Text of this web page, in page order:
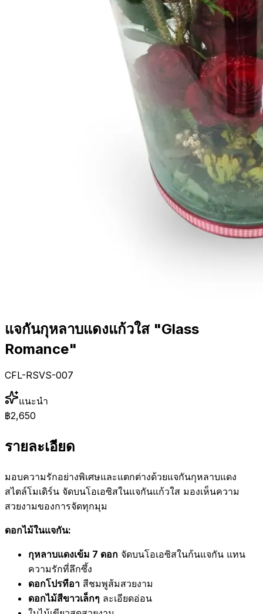
แจกันกุหลาบแดงแก้วใส "Glass
Romance"
CFL-RSVS-007
แนะนำ
฿2,650
รายละเอียด
มอบความรักอย่างพิเศษและแตกต่างด้วยแจกันกุหลาบแดง
สไตล์โมเดิร์น จัดบนโอเอซิสในแจกันแก้วใส มองเห็นความ
สวยงามของการจัดทุกมุม
ดอกไม้ในแจกัน:
กุหลาบแดงเข้ม 7 ดอก จัดบนโอเอซิสในก้นแจกัน แทน
ความรักที่ลึกซึ้ง
ดอกโปรทีอา สีชมพูส้มสวยงาม
ดอกไม้สีขาวเล็กๆ ละเอียดอ่อน